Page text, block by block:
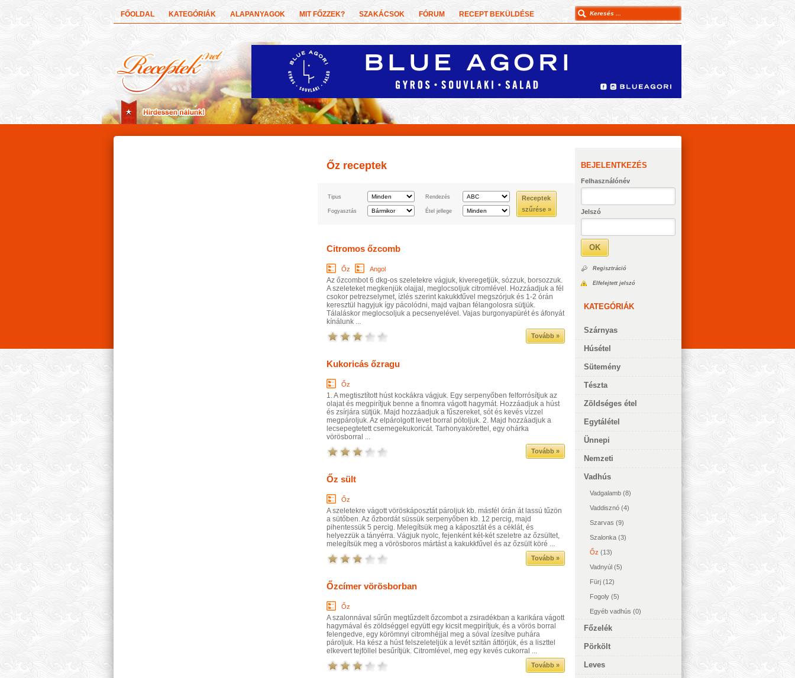
FŐOLDAL KATEGÓRIÁK ALAPANYAGOK MIT FŐZZEK? SZAKÁCSOK FÓRUM RECEPT BEKÜLDÉSE
BEJELENTKEZÉS
Felhasználónév
Jelszó
OK
Regisztráció
Elfelejtett jelszó
KATEGÓRIÁK
Szárnyas
Húsétel
Sütemény
Tészta
Zöldséges étel
Egytálétel
Ünnepi
Nemzeti
Vadhús
Vadgalamb (8)
Vaddisznó (4)
Szarvas (9)
Szalonka (3)
Őz (13)
Vadnyúl (5)
Fürj (12)
Fogoly (5)
Egyéb vadhús (0)
Főzelék
Pörkölt
Leves
Őz receptek
Tipus Rendezés
Receptek
szűrése »
Fogyasztás Étel jellege
Citromos őzcomb
Őz Angol
Az őzcombot 6 dkg-os szeletekre vágjuk, kiveregetjük, sózzuk, borsozzuk.
A szeleteket megkenjük olajjal, meglocsoljuk citromlével. Hozzáadjuk a fél
csokor petrezselymet, ízlés szerint kakukkfűvel megszórjuk és 1-2 órán
keresztül hagyjuk így pácolódni, majd vajban félangolosra sütjük.
Tálaláskor meglocsoljuk a pecsenyelével. Vajas burgonyapürét és áfonyát
kínálunk ...
Tovább »
Kukoricás őzragu
Őz
1. A megtisztított húst kockákra vágjuk. Egy serpenyőben felforrósítjuk az
olajat és megpirítjuk benne a finomra vágott hagymát. Hozzáadjuk a húst
és zsírjára sütjük. Majd hozzáadjuk a fűszereket, sót és kevés vízzel
megpároljuk. Az elpárolgott levet borral pótoljuk. 2. Majd hozzáadjuk a
lecsepegtetett csemegekukoricát. Tarhonyakörettel, egy ohárka
vörösborral ...
Tovább »
Őz sült
Őz
A szeletekre vágott vöröskáposztát pároljuk kb. másfél órán át lassú tűzön
a sütőben. Az őzbordát süssük serpenyőben kb. 12 percig, majd
pihentessük 5 percig. Melegítsük meg a káposztát és a céklát, és
helyezzük a tányérra. Vágjuk nyolc, fejenként két-két szeletre az őzsültet,
melegítsük meg a vörösboros mártást a kakukkfűvel és az őzsült köré ...
Tovább »
Őzcímer vörösborban
Őz
A szalonnával sűrűn megtűzdelt őzcombot a zsiradékban a karikára vágott
hagymával és zöldséggel együtt egy kicsit megpirítjuk, és a vörös borral
felengedve, egy körömnyi citromhéjjal meg a sóval ízesítve puhára
pároljuk. Ha kész a húst felszeleteljük a levét szitán áttörjük, és a liszttel
elkevert tejföllel besűrítjük. Citromlével, meg egy kevés cukorral ...
Tovább »